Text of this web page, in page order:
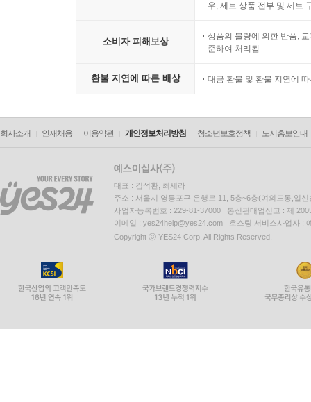
우, 세트 상품 전부 및 세트
소비자 피해보상
상품의 불량에 의한 반품,
준하여 처리됨
환불 지연에 따른 배상 대금 환불 및 환불 지연에
회사소개 인재채용 이용약관 개인정보처리방침 청소년보호정책 도서홍보안내
대표 : 김석환, 최세라
주소 : 서울시 영등포구 은행로 11, 5층~6층(여의도동,일신
사업자등록번호 : 229-81-37000 통신판매업신고 : 제
이메일 : yes24help@yes24.com 호스팅 서비스사업자 :
Copyright ⓒ YES24 Corp. All Rights Reserved.